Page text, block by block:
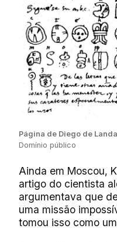
Página de Diego de
Domínio público
Ainda em Moscou,
artigo do cientista
argumentava que
uma missão
tomou isso como